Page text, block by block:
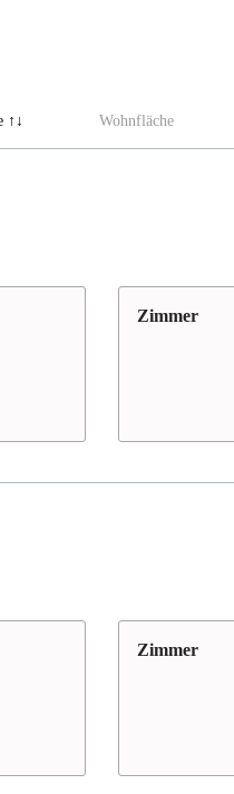
Wohnfläche
Zimmer
Zimmer